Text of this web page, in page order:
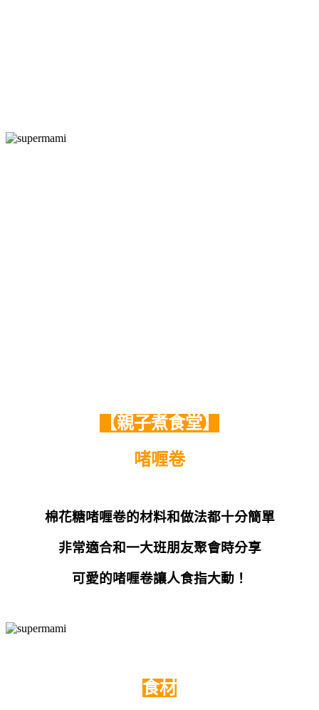
【親子煮食堂】
啫喱卷
棉花糖啫喱卷的材料和做法都十分簡單
非常適合和一大班朋友聚會時分享
可愛的啫喱卷讓人食指大動！
食材